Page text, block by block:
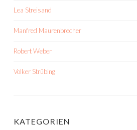
Lea Streisand
Manfred Maurenbrecher
Robert Weber
Volker Strübing
KATEGORIEN